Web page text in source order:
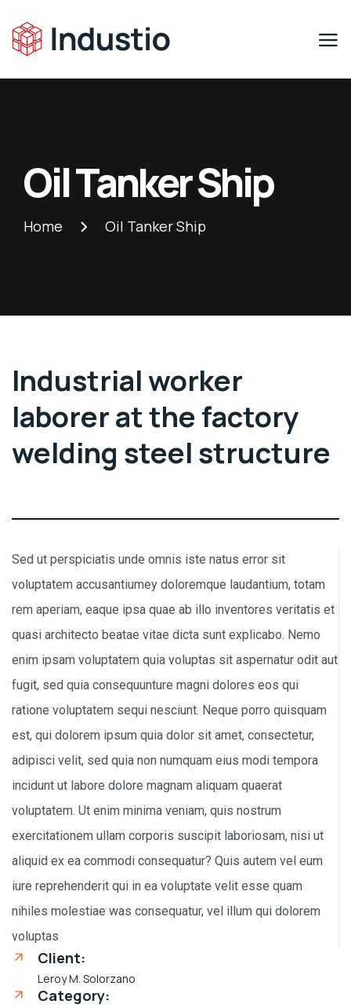
Oil Tanker Ship
Home Oil Tanker Ship
Industrial worker
laborer at the factory
welding steel structure
Sed ut perspiciatis unde omnis iste natus error sit
voluptatem accusantiumey doloremque laudantium, totam
rem aperiam, eaque ipsa quae ab illo inventores veritatis et
quasi architecto beatae vitae dicta sunt explicabo. Nemo
enim ipsam voluptatem quia voluptas sit aspernatur odit aut
fugit, sed quia consequunture magni dolores eos qui
ratione voluptatem sequi nesciunt. Neque porro quisquam
est, qui dolorem ipsum quia dolor sit amet, consectetur,
adipisci velit, sed quia non numquam eius modi tempora
incidunt ut labore dolore magnam aliquam quaerat
voluptatem. Ut enim minima veniam, quis nostrum
exercitationem ullam corporis suscipit laboriosam, nisi ut
aliquid ex ea commodi consequatur? Quis autem vel eum
iure reprehenderit qui in ea voluptate velit esse quam
nihiles molestiae was consequatur, vel illum qui dolorem
voluptas
Client:
Leroy M. Solorzano
Category: